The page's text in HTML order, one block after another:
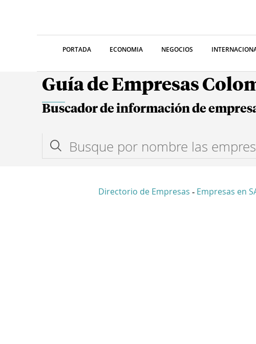
PORTADA ECONOMIA NEGOCIOS
Guía de Empresas
Buscador de información de
Directorio de Empresas - Empresas en